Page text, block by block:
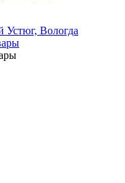
Устюг, Вологда